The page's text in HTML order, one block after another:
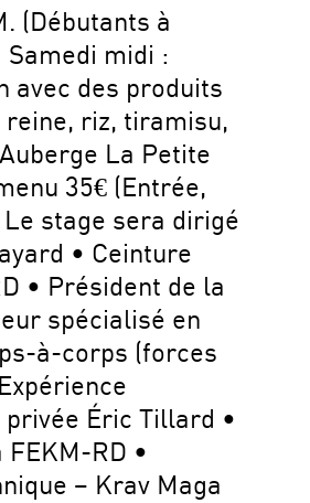
(Débutants à
Samedi midi :
avec des produits
reine, riz, tiramisu,
La Petite
35€ (Entrée,
stage sera dirigé
• Ceinture
• Président de la
spécialisé en
à-corps (forces
Éric Tillard •
RD •
– Krav Maga